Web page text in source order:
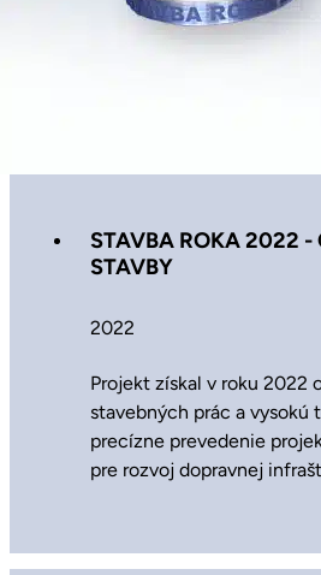
STAVBA ROKA 2022 -
STAVBY
2022
Projekt získal v roku 2022
stavebných prác a vysokú
precízne prevedenie
pre rozvoj dopravnej